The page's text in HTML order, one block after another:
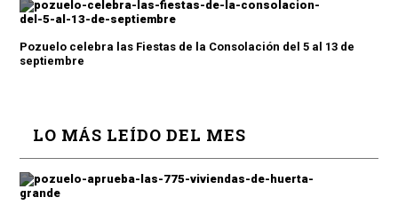
Pozuelo celebra las Fiestas de la Consolación del 5 al 13 de
septiembre
LO MÁS LEÍDO DEL MES